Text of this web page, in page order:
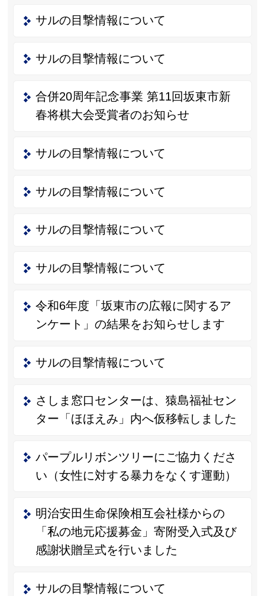
サルの目撃情報について
サルの目撃情報について
合併20周年記念事業 第11回坂東市新
春将棋大会受賞者のお知らせ
サルの目撃情報について
サルの目撃情報について
サルの目撃情報について
サルの目撃情報について
令和6年度「坂東市の広報に関するア
ンケート」の結果をお知らせします
サルの目撃情報について
さしま窓口センターは、猿島福祉セン
ター「ほほえみ」内へ仮移転しました
パープルリボンツリーにご協力くださ
い（女性に対する暴力をなくす運動）
明治安田生命保険相互会社様からの
「私の地元応援募金」寄附受入式及び
感謝状贈呈式を行いました
サルの目撃情報について